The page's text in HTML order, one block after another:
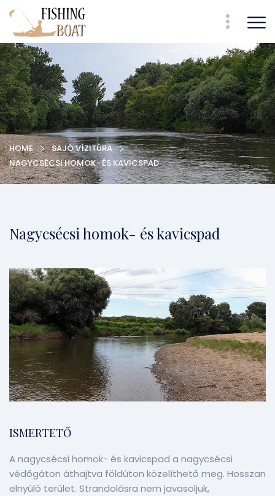
HOME
SAJÓ VÍZITÚRA
NAGYCSÉCSI HOMOK- ÉS KAVICSPAD
Nagycsécsi homok- és kavicspad
ISMERTETŐ
A nagycsécsi homok- és kavicspad a nagycsécsi
védőgáton áthajtva földúton közelíthető meg. Hosszan
elnyúló terület. Strandolásra nem javasoljuk,